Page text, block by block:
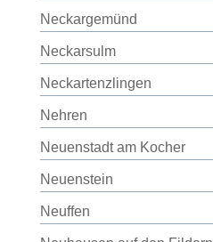
Neckargemünd
Neckarsulm
Neckartenzlingen
Nehren
Neuenstadt am Kocher
Neuenstein
Neuffen